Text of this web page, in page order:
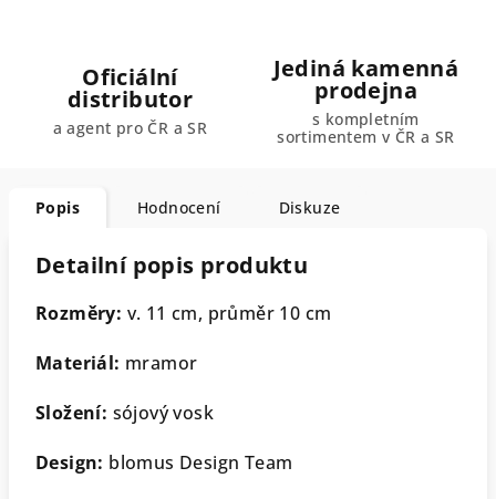
Oficiální
distributor
a agent pro ČR a SR
Jediná kamenná
prodejna
s kompletním
sortimentem v ČR a SR
Popis Hodnocení Diskuze
Detailní popis produktu
Rozměry: v. 11 cm, průměr 10 cm
Materiál: mramor
Složení: sójový vosk
Design: blomus Design Team